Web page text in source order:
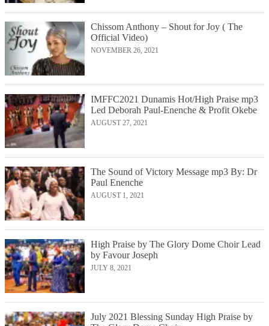
Chissom Anthony – Shout for Joy ( The
Official Video)
NOVEMBER 26, 2021
IMFFC2021 Dunamis Hot/High Praise mp3
Led Deborah Paul-Enenche & Profit Okebe
AUGUST 27, 2021
The Sound of Victory Message mp3 By: Dr
Paul Enenche
AUGUST 1, 2021
High Praise by The Glory Dome Choir Lead
by Favour Joseph
JULY 8, 2021
July 2021 Blessing Sunday High Praise by